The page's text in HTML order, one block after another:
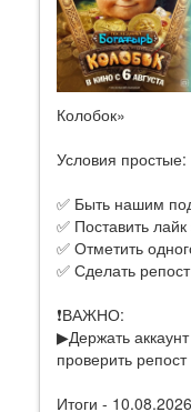
Колобок»
Условия простые:
✅ Быть нашим
✅ Поставить
✅ Отметить
✅ Сделать
❗ВАЖНО:
▶Держать
проверить
Итоги -